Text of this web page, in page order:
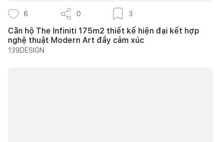
6 0 3
Căn hộ The Infiniti 175m2 thiết kế hiện đại kết hợp
nghệ thuật Modern Art đầy cảm xúc
139DESIGN